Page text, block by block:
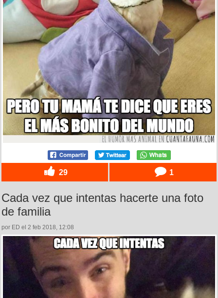
29 1
Cada vez que intentas hacerte una foto
de familia
por ED el 2 feb 2018, 12:08